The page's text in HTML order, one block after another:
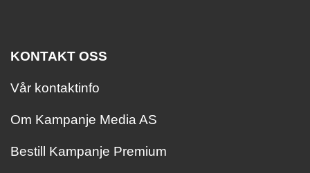
KONTAKT OSS
Vår kontaktinfo
Om Kampanje Media AS
Bestill Kampanje Premium